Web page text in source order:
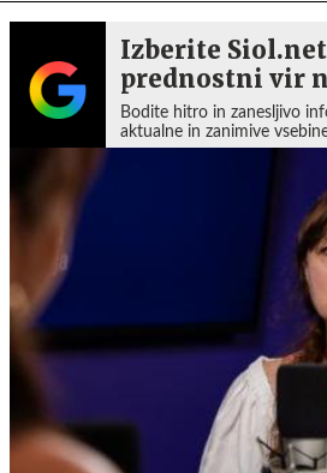
Izberite Siol.net
prednostni vir
Bodite hitro in zanesljivo
aktualne in zanimive